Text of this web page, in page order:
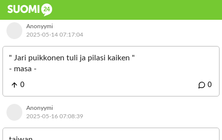
Anonyymi
2025-05-14 07:17:04
" Jari puikkonen tuli ja pilasi kaiken "
- masa -
0 0
Anonyymi
2025-05-16 07:08:39